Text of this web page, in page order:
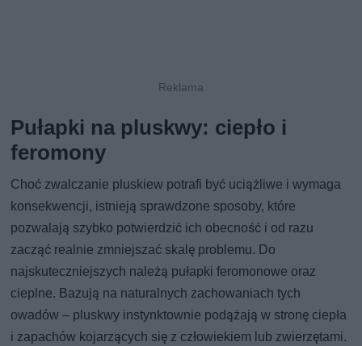
Pułapki na pluskwy: ciepło i
feromony
Choć zwalczanie pluskiew potrafi być uciążliwe i wymaga
konsekwencji, istnieją sprawdzone sposoby, które
pozwalają szybko potwierdzić ich obecność i od razu
zacząć realnie zmniejszać skalę problemu. Do
najskuteczniejszych należą pułapki feromonowe oraz
cieplne. Bazują na naturalnych zachowaniach tych
owadów – pluskwy instynktownie podążają w stronę ciepła
i zapachów kojarzących się z człowiekiem lub zwierzętami.